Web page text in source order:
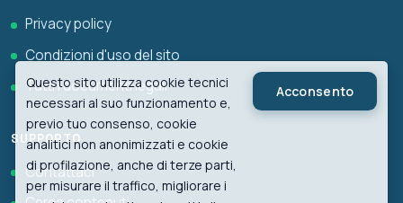
Privacy policy
Condizioni d'uso del sito
Tutti i documenti legali
SUPPORTO
Contattaci
Questo sito utilizza cookie tecnici
necessari al suo funzionamento e,
previo tuo consenso, cookie
analitici non anonimizzati e cookie
di profilazione, anche di terze parti,
per misurare il traffico, migliorare i
Acconsento